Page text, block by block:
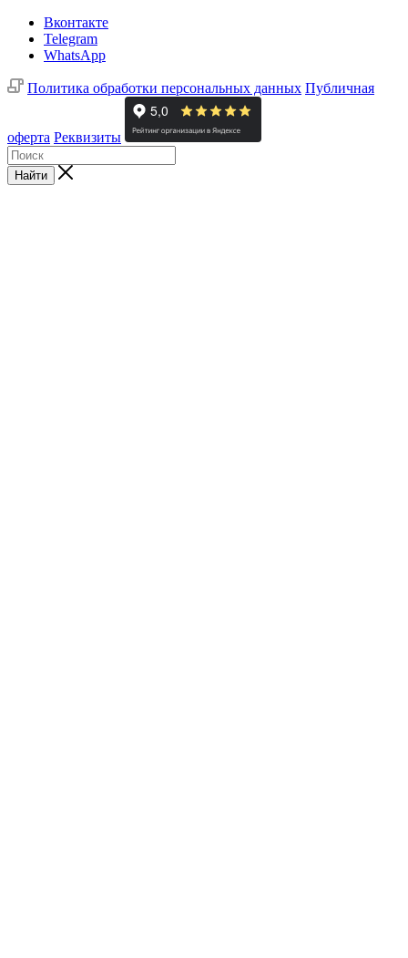
Вконтакте
Telegram
WhatsApp
Политика обработки персональных данных Публичная
оферта Реквизиты
Найти